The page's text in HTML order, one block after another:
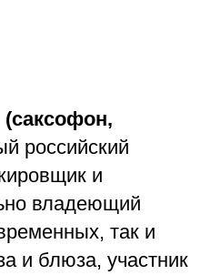
(саксофон,
российский
и
владеющий
так и
и блюза, участник